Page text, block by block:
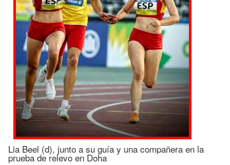
Lia Beel (d), junto a su guía y una compañera en la
prueba de relevo en Doha